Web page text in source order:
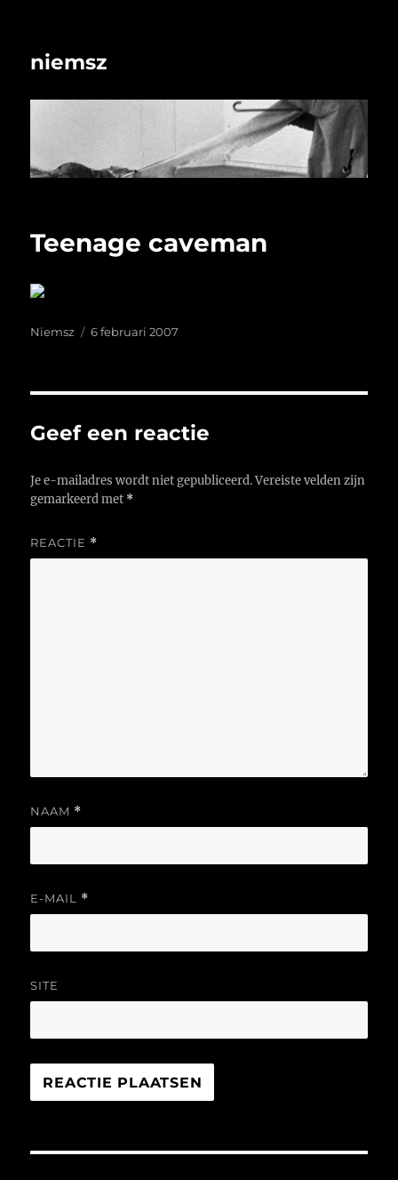
niemsz
Teenage caveman
Auteur
Niemsz
Geplaatst
6 februari 2007
Geef een reactie
Je e-mailadres wordt niet gepubliceerd. Vereiste velden zijn
gemarkeerd met *
REACTIE *
NAAM *
E-MAIL *
SITE